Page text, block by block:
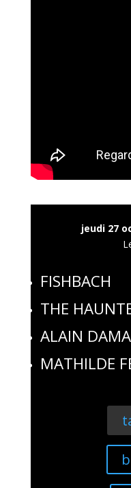
jeudi 27
FISHBACH
THE
ALAIN
MATHILDE